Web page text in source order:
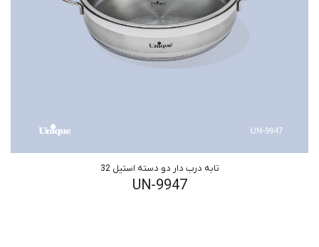
تابه درب دار دو دسته استیل 32
UN-9947